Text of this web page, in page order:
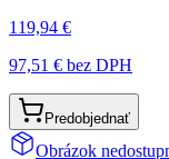
119,94 €
97,51 € bez DPH
Predobjednať
Obrázok